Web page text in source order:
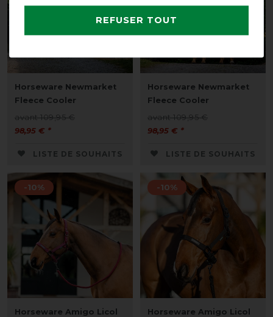
Horseware Newmarket
Fleece Cooler
avant 109,95 €
98,95 € *
LISTE DE SOUHAITS
Horseware Newmarket
Fleece Cooler
avant 109,95 €
98,95 € *
LISTE DE SOUHAITS
-10%
Horseware Amigo Licol
-10%
Horseware Amigo Licol
REFUSER TOUT